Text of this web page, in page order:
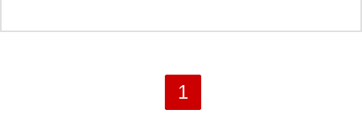
声波、位移、速度、加速度、扭距、红
质保证, 并一贯推行在30天内无条件质
1